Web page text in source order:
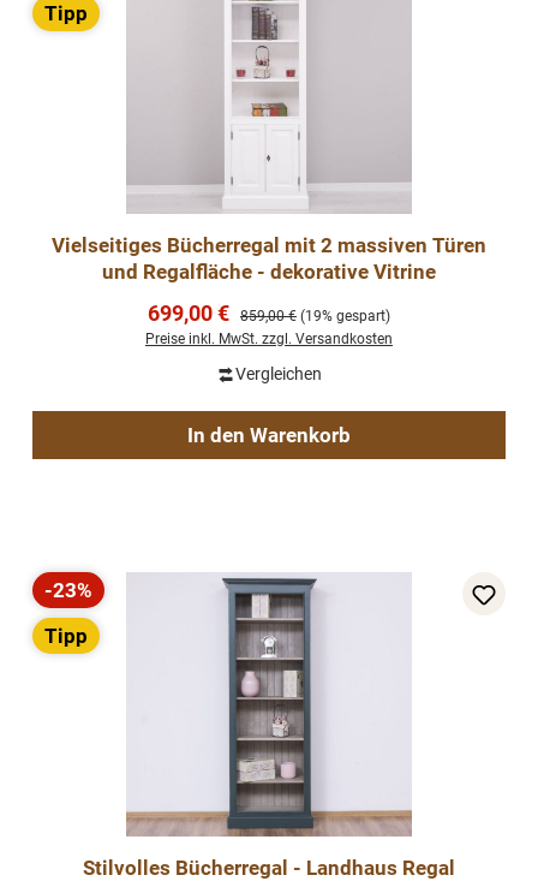
Tipp
Vielseitiges Bücherregal mit 2 massiven Türen
und Regalfläche - dekorative Vitrine
Verkaufspreis:
699,00 € Regulärer Preis:
859,00 € (19% gespart)
Preise inkl. MwSt. zzgl. Versandkosten
Vergleichen
In den Warenkorb
Rabatt
-23%
Tipp
Stilvolles Bücherregal - Landhaus Regal